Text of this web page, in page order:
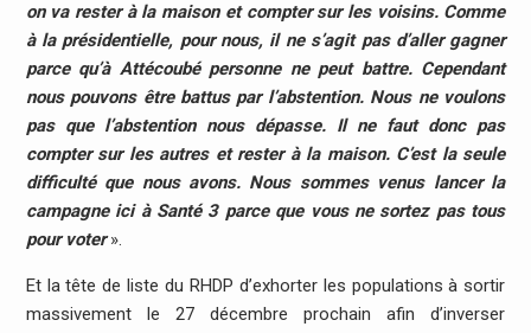
on va rester à la maison et compter sur les voisins. Comme
à la présidentielle, pour nous, il ne s’agit pas d’aller gagner
parce qu’à Attécoubé personne ne peut battre. Cependant
nous pouvons être battus par l’abstention. Nous ne voulons
pas que l’abstention nous dépasse. Il ne faut donc pas
compter sur les autres et rester à la maison. C’est la seule
difficulté que nous avons. Nous sommes venus lancer la
campagne ici à Santé 3 parce que vous ne sortez pas tous
pour voter».
Et la tête de liste du RHDP d’exhorter les populations à sortir
massivement le 27 décembre prochain afin d’inverser